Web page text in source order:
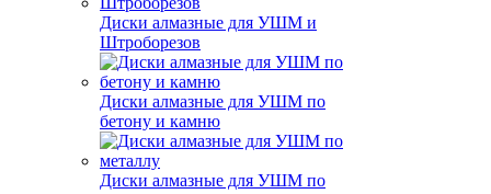
Диски алмазные для УШМ и
Штроборезов
Диски алмазные для УШМ по
бетону и камню
Диски алмазные для УШМ по